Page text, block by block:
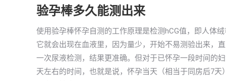
验孕棒多久能测出来
使用验孕棒怀孕自测的工作原理是检测hCG值，即人体
它就会出现在血液里，因为量少，开始不易测验出来，
一次尿液检测，结果更准确。但对于已怀孕一段时间的
天左右的时间，也就是说，怀孕当天（相当于同房后7